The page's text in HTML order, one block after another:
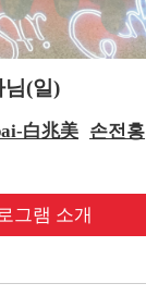
님(일)
白兆美 손전홍
그램 소개